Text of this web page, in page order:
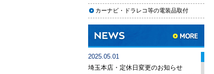
車内クリーニングで失敗する人の
共通点｜やってはいけない5つの判
断ミス
後悔しないために必ず確認すべき5
つのポイント
カーナビ・ドラレコ等の電装品取付
2025.05.01
埼玉本店・定休日変更のお知らせ